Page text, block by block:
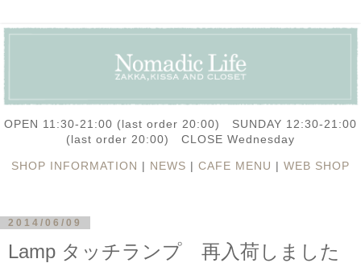
OPEN 11:30-21:00 (last order 20:00) SUNDAY 12:30-21:00
(last order 20:00) CLOSE Wednesday
SHOP INFORMATION | NEWS | CAFE MENU | WEB SHOP
2014/06/09
Lamp タッチランプ 再入荷しました